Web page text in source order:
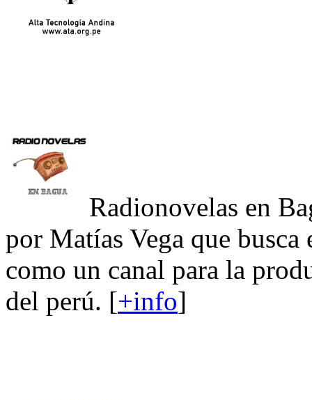
Radionovelas en
por Matías Vega que
como un canal para la
del perú. [+info]